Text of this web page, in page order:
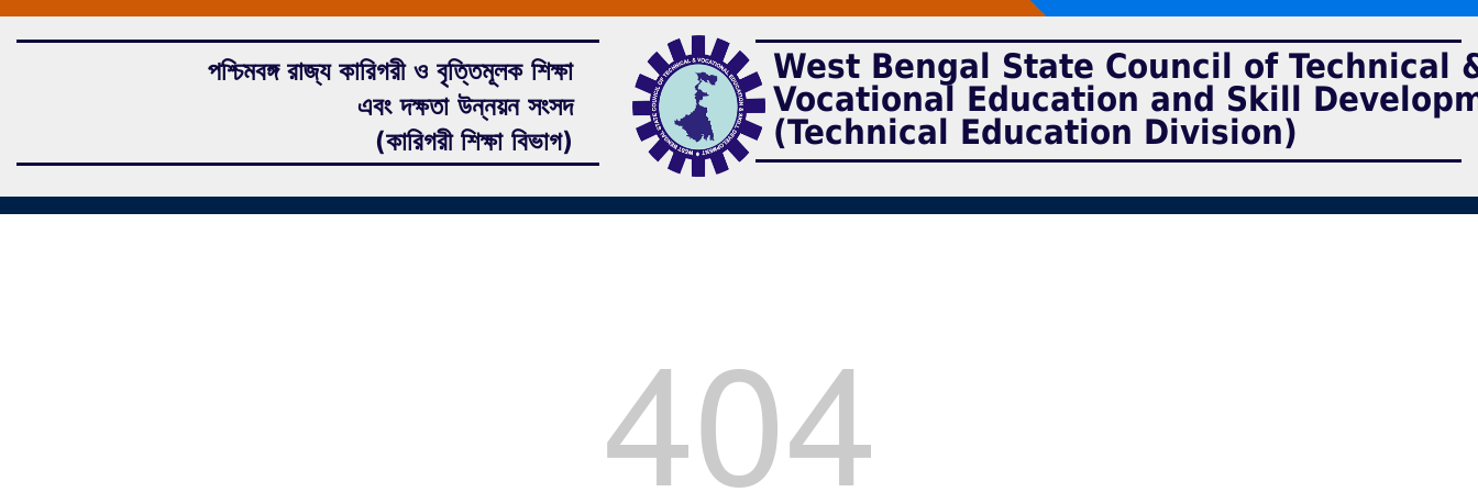
পশ্চিমবঙ্গ রাজ্য কারিগরী ও বৃত্তিমূলক শিক্ষা
এবং দক্ষতা উন্নয়ন সংসদ
(কারিগরী শিক্ষা বিভাগ)
West Bengal State Council of Technical
Vocational Education and Skill
(Technical Education Division)
404